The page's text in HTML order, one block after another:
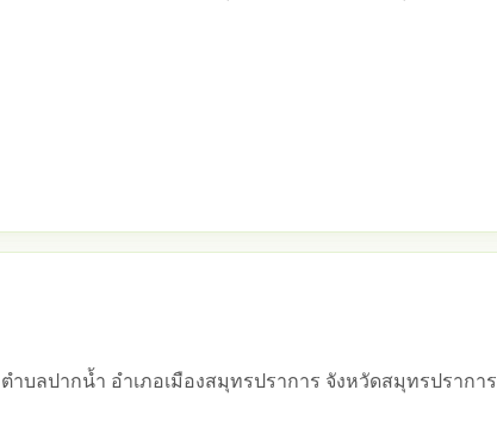
ำบลปากน้ำ อำเภอเมืองสมุทรปราการ จังหวัดสมุทรปราการ